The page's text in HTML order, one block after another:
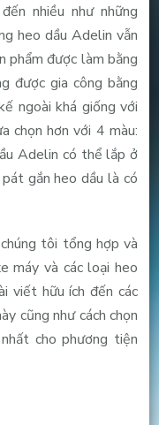
nhiều như những
heo dầu Adelin vẫn
phẩm được làm bằng
được gia công bằng
ngoài khá giống với
chọn hơn với 4 màu:
Adelin có thể lắp ở
gắn heo dầu là có
tôi tổng hợp và
máy và các loại heo
viết hữu ích đến các
cũng như cách chọn
cho phương tiện